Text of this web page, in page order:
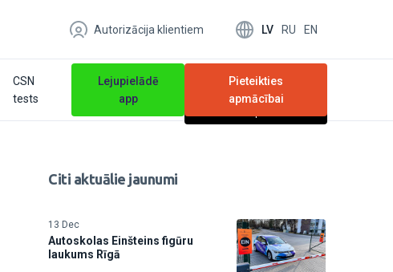
Autorizācija klientiem LV RU EN
CSN
tests
Lejupielādē
app
Pieteikties
apmācībai
Citi aktuālie jaunumi
13 Dec
Autoskolas Einšteins figūru
laukums Rīgā